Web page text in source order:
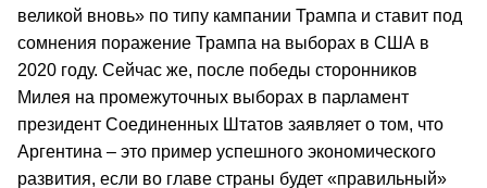
великой вновь» по типу кампании Трампа и ставит под
сомнения поражение Трампа на выборах в США в
2020 году. Сейчас же, после победы сторонников
Милея на промежуточных выборах в парламент
президент Соединенных Штатов заявляет о том, что
Аргентина – это пример успешного экономического
развития, если во главе страны будет «правильный»